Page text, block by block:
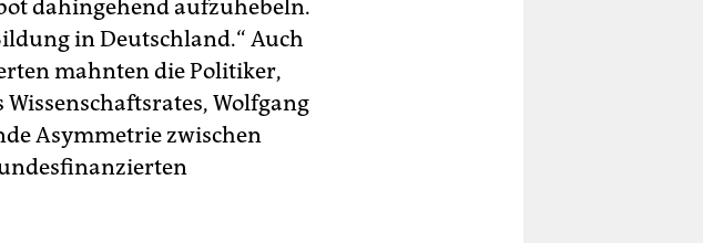
dahingehend aufzuhebeln.
in Deutschland.“ Auch
mahnten die Politiker,
Wolfgang
Asymmetrie zwischen